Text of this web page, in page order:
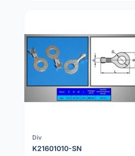
Div
K21601010-SN